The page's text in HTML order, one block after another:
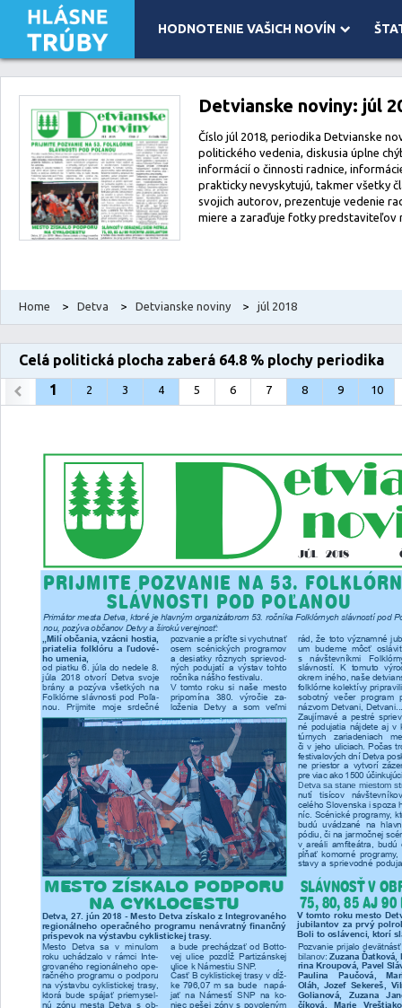
HODNOTENIE VAŠICH NOVÍN
Leaflet| Map data ©OpenStreetMapcontributors, Imagery ©Mapbox
Detvianske noviny: júl
Číslo júl 2018, periodika Detvianske
politického vedenia, diskusia úplne
informácií o činnosti radnice,
prakticky nevyskytujú, takmer všetky
svojich autorov, prezentuje vedenie
miere a zaraďuje fotky predstaviteľov
Home > Detva > Detvianske noviny > júl 2018
Celá politická plocha zaberá 64.8 % plochy periodika
1
2 3 4 5 6 7 8 9 10